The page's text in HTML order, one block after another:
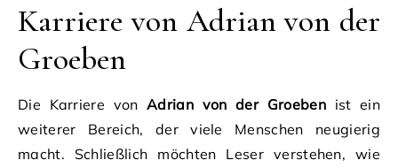
Karriere von Adrian von der
Groeben
Die Karriere vonAdrian von der Groebenist ein
weiterer Bereich, der viele Menschen neugierig
macht. Schließlich möchten Leser verstehen, wie